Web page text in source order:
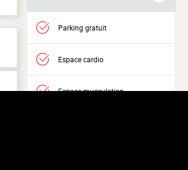
Parking gratuit
Espace cardio
Espace musculation